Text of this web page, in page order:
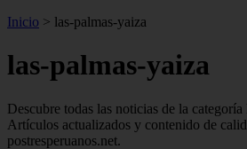
Inicio > las-palmas-yaiza
las-palmas-yaiza
Descubre todas las noticias de la categoría
Artículos actualizados y contenido de
postresperuanos.net.